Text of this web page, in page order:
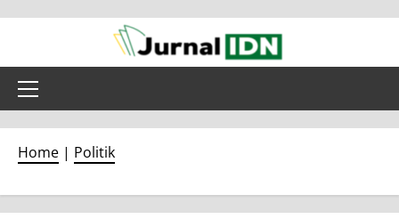
content
Primary
Home | Politik